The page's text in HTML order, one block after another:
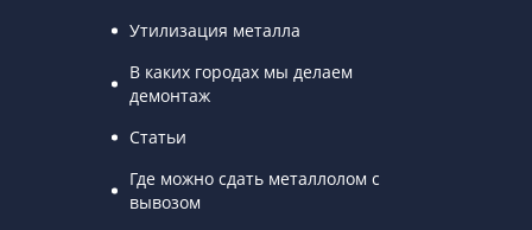
Утилизация металла
В каких городах мы делаем
демонтаж
Статьи
Где можно сдать металлолом с
вывозом